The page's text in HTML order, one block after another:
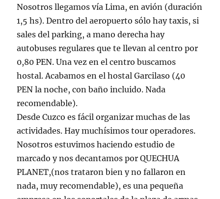
Nosotros llegamos vía Lima, en avión (duración
1,5 hs). Dentro del aeropuerto sólo hay taxis, si
sales del parking, a mano derecha hay
autobuses regulares que te llevan al centro por
0,80 PEN. Una vez en el centro buscamos
hostal. Acabamos en el hostal Garcilaso (40
PEN la noche, con baño incluido. Nada
recomendable).
Desde Cuzco es fácil organizar muchas de las
actividades. Hay muchísimos tour operadores.
Nosotros estuvimos haciendo estudio de
marcado y nos decantamos por QUECHUA
PLANET,(nos trataron bien y no fallaron en
nada, muy recomendable), es una pequeña